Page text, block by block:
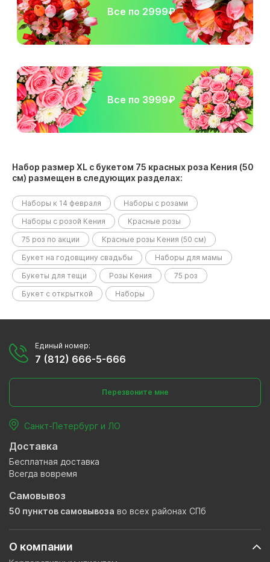
Все по 2999₽
Все по 3999₽
Набор размер ХL с букетом 75 красных роза Кения (50
см) размещен в следующих разделах:
Наборы к 14 февраля
Наборы с розами
Наборы с розой Кения
Красные розы
75 роз по акции
Красные розы Кения (50 см)
Букет на годовщину свадьбы
Наборы для мамы
Букеты для тещи
Розы Кения
75 роз
Букет с открыткой
Наборы
О компании
Единый номер:
7 (812) 666-5-666
Перезвоните мне
Санкт-Петербург и ЛО
Доставка
Бесплатная доставка
Всегда вовремя
Самовывоз
50 пунктов самовывоза во всех районах СПб